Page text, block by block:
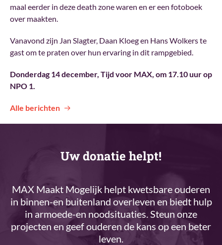
maal eerder in deze death zone waren en er een fotoboek
over maakten.
Vanavond zijn Jan Slagter, Daan Kloeg en Hans Wolkers te
gast om te praten over hun ervaring in dit rampgebied.
Donderdag 14 december, Tijd voor MAX, om 17.10 uur op
NPO 1.
Alle berichten
Uw donatie helpt!
MAX Maakt Mogelijk helpt kwetsbare ouderen
in binnen-en buitenland overleven en biedt hulp
in armoede-en noodsituaties. Steun onze
projecten en geef ouderen de kans op een beter
leven.